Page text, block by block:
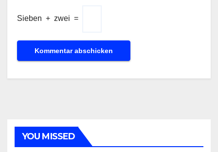
Sieben + zwei =
YOU MISSED